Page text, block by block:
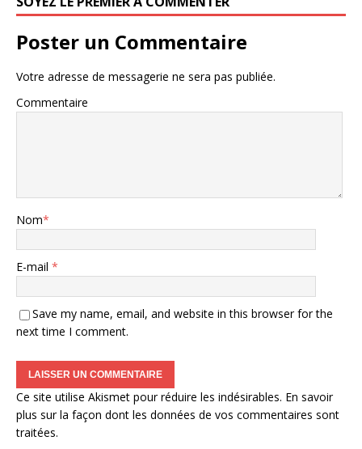
Poster un Commentaire
Votre adresse de messagerie ne sera pas publiée.
Commentaire
Nom*
E-mail *
Save my name, email, and website in this browser for the
next time I comment.
Ce site utilise Akismet pour réduire les indésirables. En savoir
plus sur la façon dont les données de vos commentaires sont
traitées.